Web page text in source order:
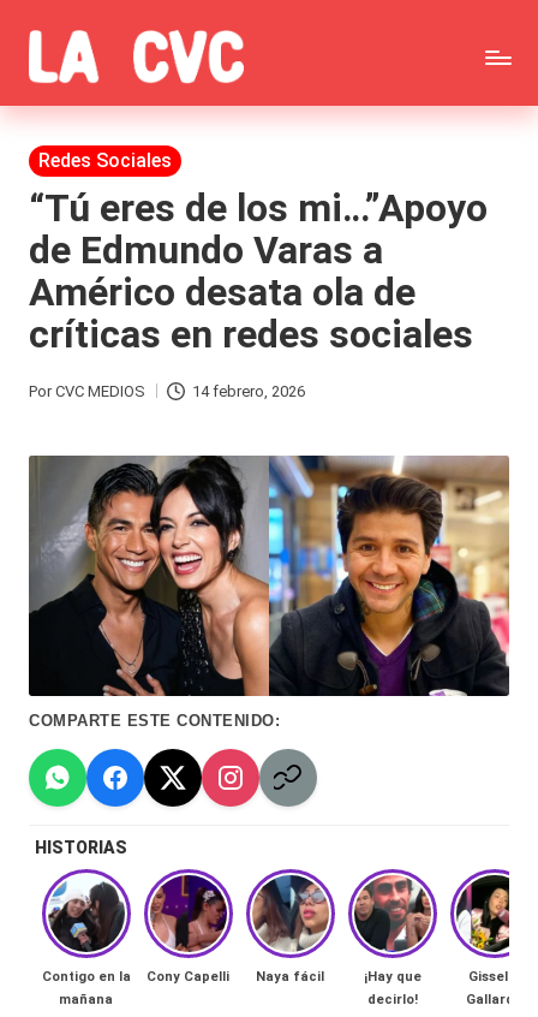
Saltar
al
contenido
C
o
p
u
c
h
a
s
ar
á
n
ul
a
C
hi
le
n
a
🔥
Todas
las
noticias
de
la
farándula,
Brava,
Gran
Hermano
Tendencias
-
Exclusivas
-
redes
lacvc.com
Publicada
en
Redes Sociales
“Tú eres de los mi…”Apoyo
de Edmundo Varas a
Américo desata ola de
críticas en redes sociales
Publicado
PorCVC MEDIOS 14 febrero, 2026
COMPARTE ESTE CONTENIDO:
HISTORIAS
Contigo en la
mañana
Cony Capelli Naya fácil
¡Hay que
decirlo!
Gissella
Gallardo